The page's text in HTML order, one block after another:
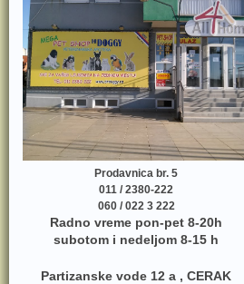
Prodavnica br. 5
011 / 2380-222
060 / 022 3 222
Radno vreme pon-pet 8-20h
subotom i nedeljom 8-15 h
Partizanske vode 12 a , CERAK